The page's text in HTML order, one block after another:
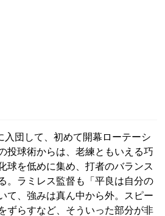
団して、初めて開幕ローテーシ
投球術からは、老練ともいえる巧
球を低めに集め、打者のバランス
。ラミレス監督も「平良は自分の
て、強みは真ん中から外。スピー
ずらすなど、そういった部分が非